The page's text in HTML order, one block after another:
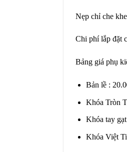
Nẹp chỉ che
Chi phí lắp đặt
Bảng giá phụ
Bản lề :
Khóa Tròn
Khóa tay
Khóa Việt